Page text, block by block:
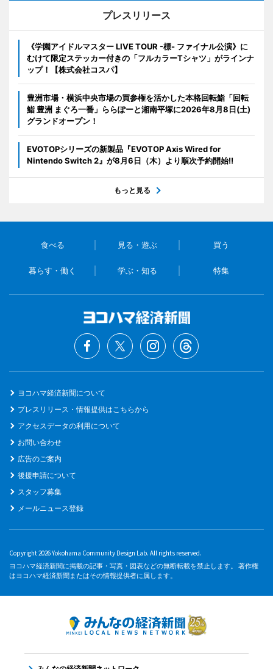
プレスリリース
《学園アイドルマスター LIVE TOUR -標- ファイナル公演》に
むけて限定ステッカー付きの「フルカラーTシャツ」がラインナ
ップ！【株式会社コスパ】
豊洲市場・横浜中央市場の買参権を活かした本格回転鮨「回転
鮨 豊洲 まぐろ一番」ららぽーと湘南平塚に2026年8月8日(土)
グランドオープン！
EVOTOPシリーズの新製品『EVOTOP Axis Wired for
Nintendo Switch 2』が8月6日（木）より順次予約開始!!
もっと見る
食べる 見る・遊ぶ 買う
暮らす・働く 学ぶ・知る 特集
ヨコハマ経済新聞について
プレスリリース・情報提供はこちらから
アクセスデータの利用について
お問い合わせ
広告のご案内
後援申請について
スタッフ募集
メールニュース登録
Copyright 2026 Yokohama Community Design Lab. All rights reserved.
ヨコハマ経済新聞に掲載の記事・写真・図表などの無断転載を禁止します。 著作権
はヨコハマ経済新聞またはその情報提供者に属します。